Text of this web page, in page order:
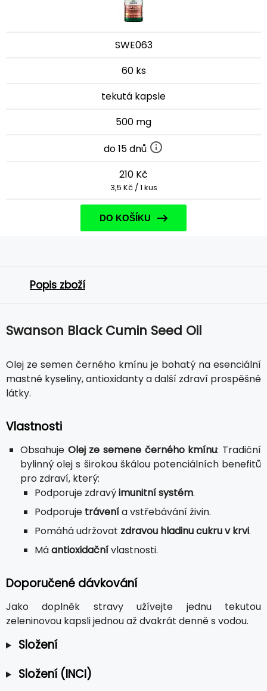
SWE063
60 ks
tekutá kapsle
500 mg
do 15 dnů
210 Kč
3,5 Kč / 1 kus
DO KOŠÍKU
Popis zboží
Swanson Black Cumin Seed Oil
Olej ze semen černého kmínu je bohatý na esenciální
mastné kyseliny, antioxidanty a další zdraví prospěšné
látky.
Vlastnosti
Obsahuje Olej ze semene černého kmínu: Tradiční
bylinný olej s širokou škálou potenciálních benefitů
pro zdraví, který:
Podporuje zdravýimunitní systém.
Podporuje trávenía vstřebávání živin.
Pomáhá udržovat zdravou hladinu cukru v krvi.
Máantioxidačnívlastnosti.
Doporučené dávkování
Jako doplněk stravy užívejte jednu tekutou
zeleninovou kapsli jednou až dvakrát denně s vodou.
Složení
Složení (INCI)